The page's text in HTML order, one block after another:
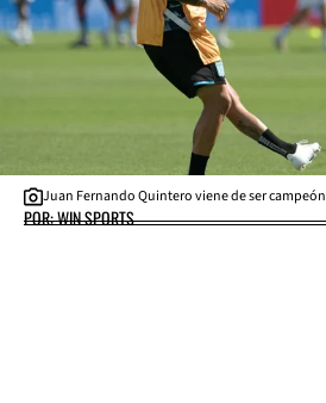
Juan Fernando Quintero viene de ser
POR: WIN SPORTS